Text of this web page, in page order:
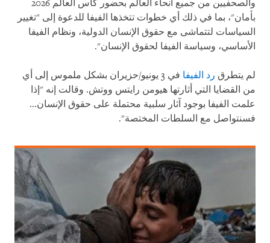
والصحفيين من جميع أنحاء العالم بحضور كأس العالم 2026
بأمان"، بما في ذلك أي خطوات تتخذها الفيفا للدعوة إلى "تغيير
السياسات لتتماشى مع حقوق الإنسان الدولية، ونظام الفيفا
الأساسي، وسياسة الفيفا لحقوق الإنسان".
لم يتطرق رد الفيفا
في 3 يونيو/حزيران بشكل ملموس إلى أي
من القضايا التي أثارتها هيومن رايتس ووتش. وقالت إنه "إذا
علمت الفيفا بوجود آثار سلبية محتملة على حقوق الإنسان...
فسنتواصل مع السلطات المختصة".